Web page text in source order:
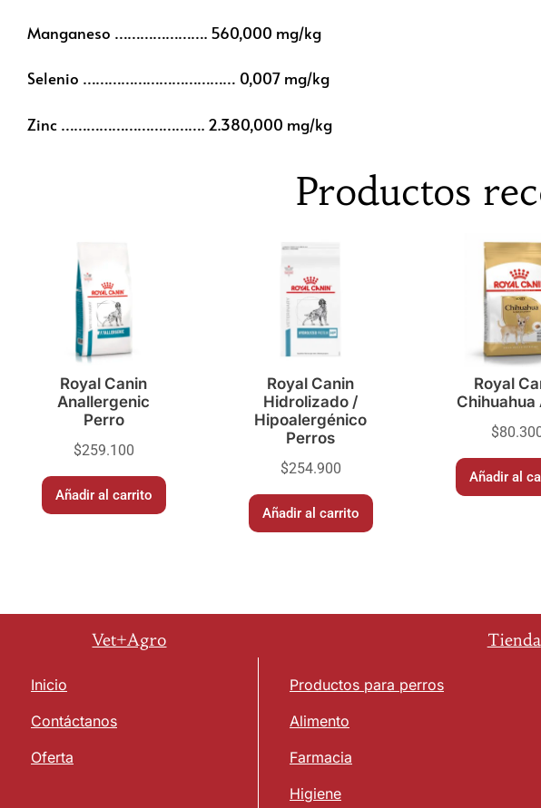
Manganeso …………………. 560,000 mg/kg
Selenio ……………………………… 0,007 mg/kg
Zinc ……………………………. 2.380,000 mg/kg
Productos
Royal Canin
Anallergenic
Perro
$259.100
Añadir al carrito
Royal Canin
Hidrolizado /
Hipoalergénico
Perros
$254.900
Añadir al carrito
Royal
Chihuahua
$
Añadir al
Vet+Agro Tienda
Inicio
Contáctanos
Oferta
Productos para perros
Alimento
Farmacia
Higiene